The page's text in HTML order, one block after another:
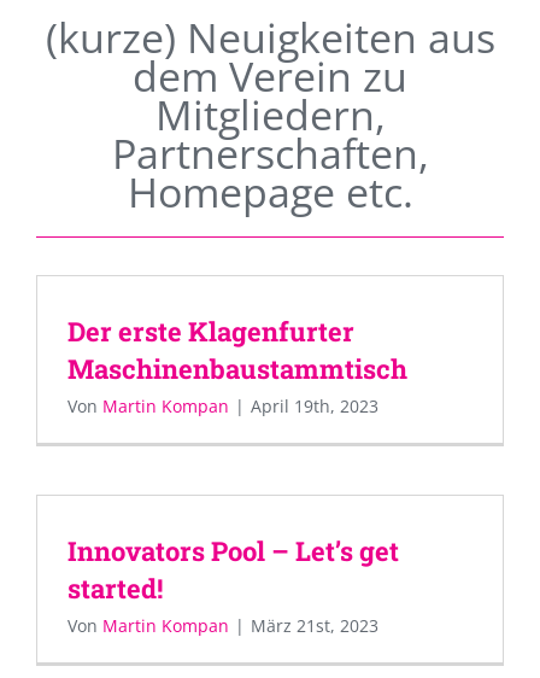
(kurze) Neuigkeiten aus
dem Verein zu
Mitgliedern,
Partnerschaften,
Homepage etc.
Der erste Klagenfurter
Maschinenbaustammtisch
Von Martin Kompan | April 19th, 2023
Innovators Pool – Let’s get
started!
Von Martin Kompan | März 21st, 2023